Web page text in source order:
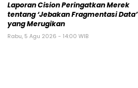
Laporan Cision Peringatkan Merek
tentang ‘Jebakan Fragmentasi Data’
yang Merugikan
Rabu, 5 Agu 2026 - 14:00 WIB